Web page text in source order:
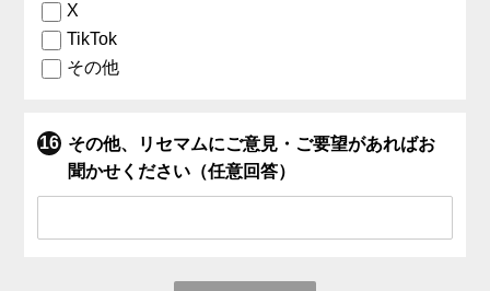
X
TikTok
その他
その他、リセマムにご意見・ご要望があればお
聞かせください（任意回答）